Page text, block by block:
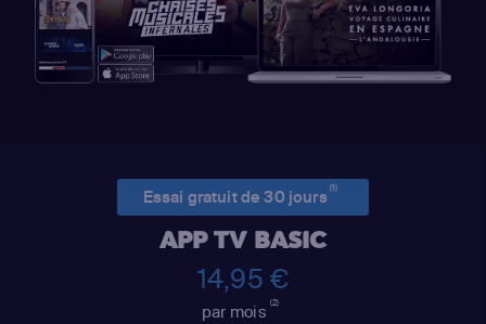
Essai gratuit de 30 jours(1)
APP TV BASIC
14,95 €
par mois(2)